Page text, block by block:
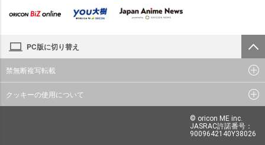
PC版に切り替え
禁無断複写転載
クッキーの使用について
© oricon ME inc.
JASRAC許諾番号：
9009642140Y38026